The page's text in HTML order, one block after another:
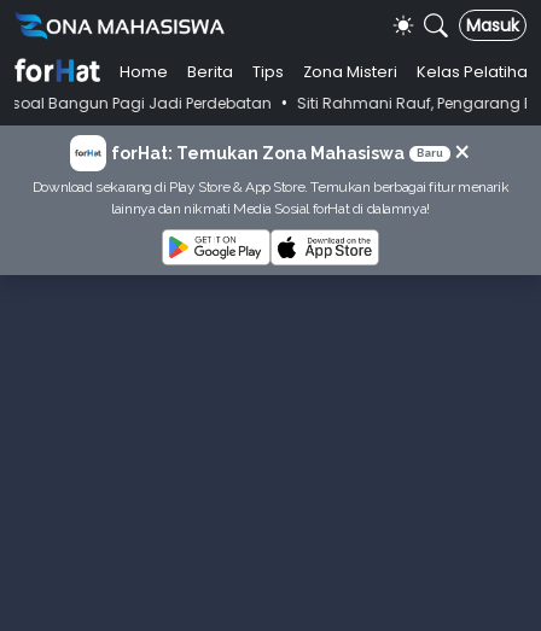
Masuk
Home Berita Tips Zona Misteri
Kelas Pelatihan
Pagi Jadi Perdebatan • Siti Rahmani Rauf, Pengarang Buku Bahasa
forHat: Temukan Zona Mahasiswa Baru ×
Download sekarang di Play Store & App Store. Temukan berbagai fitur menarik
lainnya dan nikmati Media Sosial forHat di dalamnya!